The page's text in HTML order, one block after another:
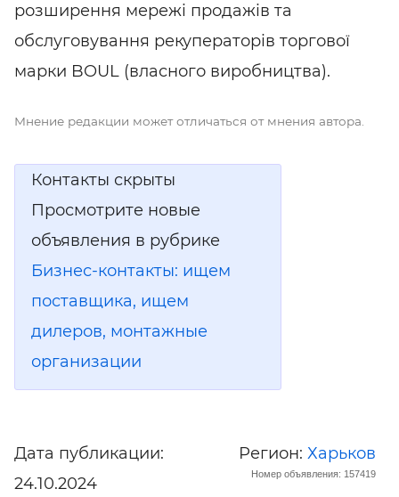
розширення мережі продажів та
обслуговування рекуператорів торгової
марки BOUL (власного виробництва).
Мнение редакции может отличаться от мнения автора.
Контакты скрыты
Просмотрите новые
объявления в рубрике
Бизнес-контакты: ищем
поставщика, ищем
дилеров, монтажные
организации
Дата публикации:
24.10.2024
Регион: Харьков
Номер объявления: 157419